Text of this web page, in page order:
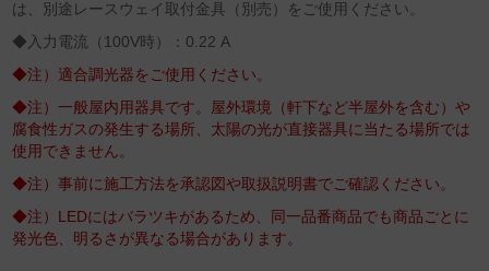
は、別途レースウェイ取付金具（別売）をご使用ください。
◆入力電流（100V時）：0.22 A
◆注）適合調光器をご使用ください。
◆注）一般屋内用器具です。屋外環境（軒下など半屋外を含む）や
腐食性ガスの発生する場所、太陽の光が直接器具に当たる場所では
使用できません。
◆注）事前に施工方法を承認図や取扱説明書でご確認ください。
◆注）LEDにはバラツキがあるため、同一品番商品でも商品ごとに
発光色、明るさが異なる場合があります。